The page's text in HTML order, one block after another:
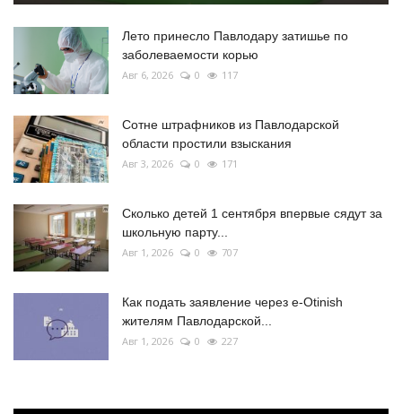
Лето принесло Павлодару затишье по
заболеваемости корью
Авг 6, 2026 0 117
Сотне штрафников из Павлодарской
области простили взыскания
Авг 3, 2026 0 171
Сколько детей 1 сентября впервые сядут за
школьную парту...
Авг 1, 2026 0 707
Как подать заявление через e-Otinish
жителям Павлодарской...
Авг 1, 2026 0 227